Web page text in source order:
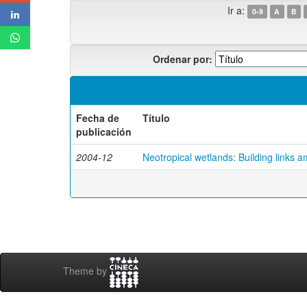
Ir a: 0-9 A B
Ordenar por:
Fecha de
publicación
Título
2004-12 Neotropical wetlands: Building links
Theme by